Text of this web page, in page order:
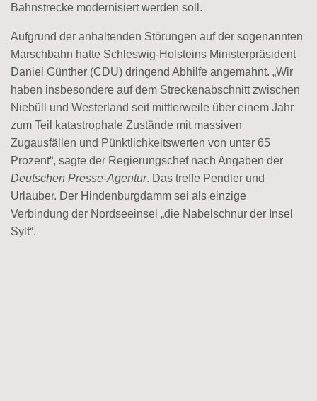
Bahnstrecke modernisiert werden soll.
Aufgrund der anhaltenden Störungen auf der sogenannten
Marschbahn hatte Schleswig-Holsteins Ministerpräsident
Daniel Günther (CDU) dringend Abhilfe angemahnt. „Wir
haben insbesondere auf dem Streckenabschnitt zwischen
Niebüll und Westerland seit mittlerweile über einem Jahr
zum Teil katastrophale Zustände mit massiven
Zugausfällen und Pünktlichkeitswerten von unter 65
Prozent“, sagte der Regierungschef nach Angaben der
Deutschen Presse-Agentur. Das treffe Pendler und
Urlauber. Der Hindenburgdamm sei als einzige
Verbindung der Nordseeinsel „die Nabelschnur der Insel
Sylt“.